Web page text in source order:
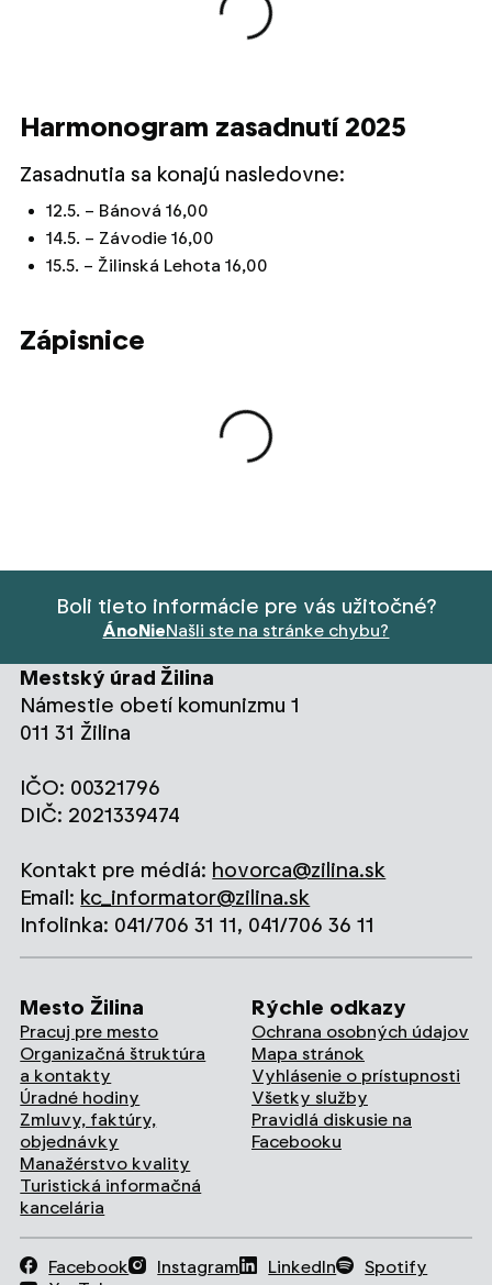
Načítavanie obsahu
Harmonogram zasadnutí 2025
Zasadnutia sa konajú nasledovne:
12.5. – Bánová 16,00
14.5. – Závodie 16,00
15.5. – Žilinská Lehota 16,00
Zápisnice
Načítavanie obsahu
Boli tieto informácie pre vás užitočné?
ÁnoNieNašli ste na stránke chybu?
Mestský úrad Žilina
Námestie obetí komunizmu 1
011 31 Žilina
IČO: 00321796
DIČ: 2021339474
Kontakt pre médiá: hovorca@zilina.sk
Email: kc_informator@zilina.sk
Infolinka: 041/706 31 11, 041/706 36 11
Mesto Žilina
Pracuj pre mesto
Organizačná štruktúra
a kontakty
Úradné hodiny
Zmluvy, faktúry,
objednávky
Manažérstvo kvality
Turistická informačná
kancelária
Rýchle odkazy
Ochrana osobných údajov
Mapa stránok
Vyhlásenie o prístupnosti
Všetky služby
Pravidlá diskusie na
Facebooku
Facebook Instagram LinkedIn
Spotify